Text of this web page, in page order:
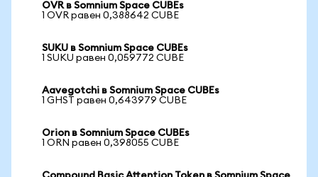
OVR в Somnium Space CUBEs
1 OVR равен 0,388642 CUBE
SUKU в Somnium Space CUBEs
1 SUKU равен 0,059772 CUBE
Aavegotchi в Somnium Space CUBEs
1 GHST равен 0,643979 CUBE
Orion в Somnium Space CUBEs
1 ORN равен 0,398055 CUBE